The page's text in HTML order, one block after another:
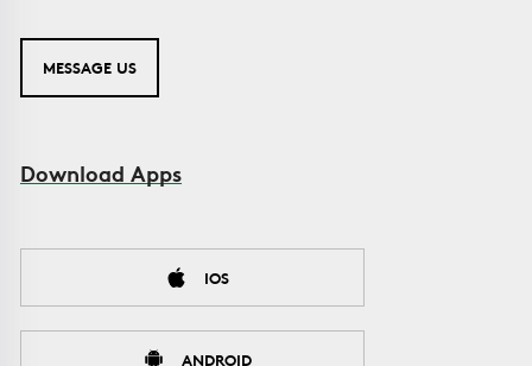
MESSAGE US
Download Apps
IOS
ANDROID